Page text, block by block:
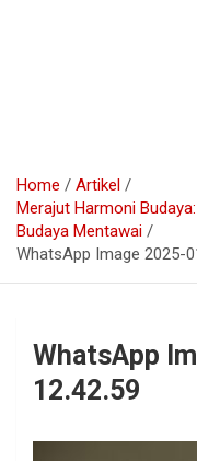
Home
Artikel
Merajut Harmoni
Budaya Mentawai
WhatsApp Image 2025-
WhatsApp
12.42.59